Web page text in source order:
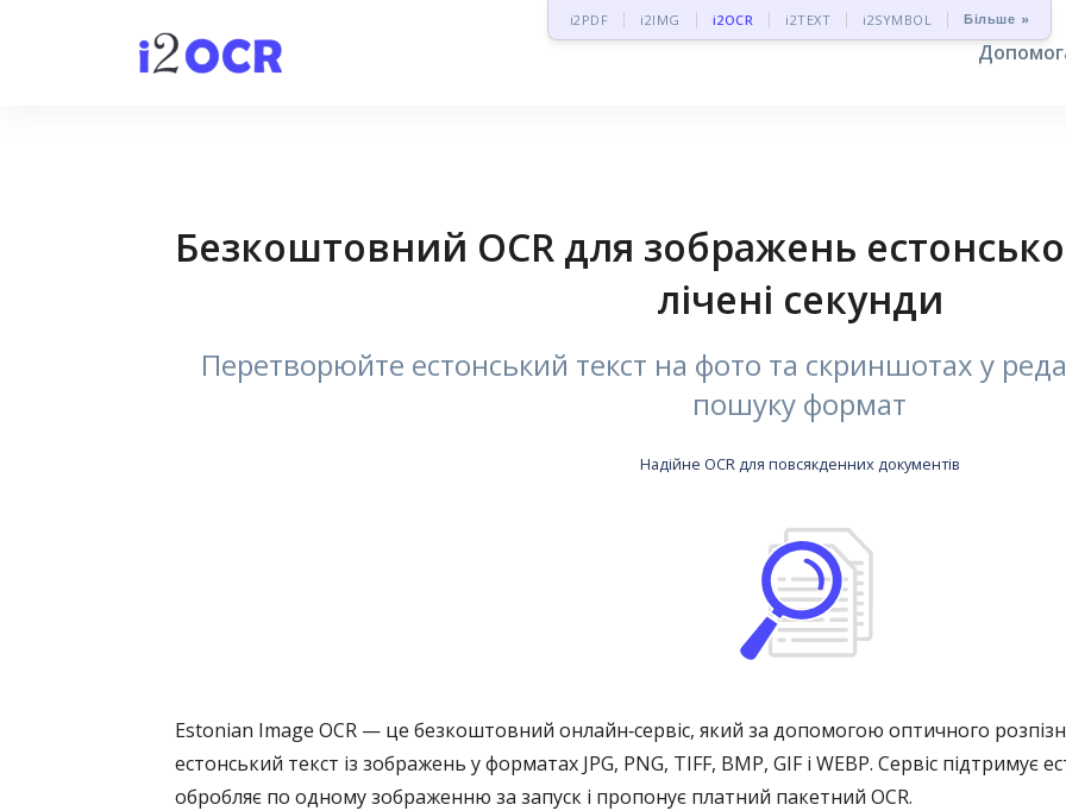
i2PDF i2IMG i2OCR i2TEXT i2SYMBOL Більше »
Безкоштовний OCR для зображень
лічені секунди
Перетворюйте естонський текст на фото та скриншотах у
пошуку формат
Надійне OCR для повсякденних документів
Estonian Image OCR — це безкоштовний онлайн‑сервіс, який за допомогою оптичного
естонський текст із зображень у форматах JPG, PNG, TIFF, BMP, GIF і WEBP. Сервіс підтримує
обробляє по одному зображенню за запуск і пропонує платний пакетний OCR.